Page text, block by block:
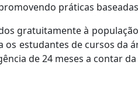
práticas
gratuitamente à
os estudantes de cursos da
de 24 meses a contar